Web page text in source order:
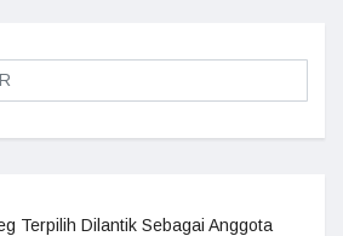
Terpilih Dilantik Sebagai Anggota